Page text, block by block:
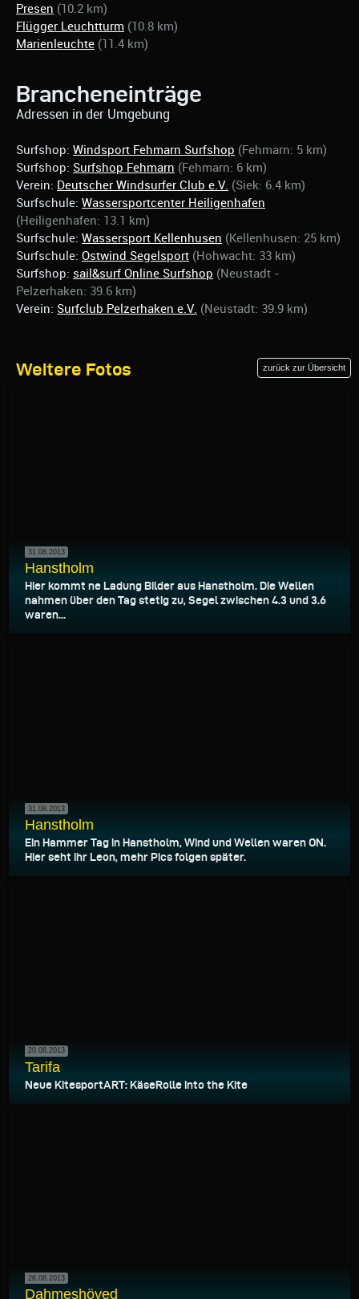
Presen (10.2 km)
Flügger Leuchtturm (10.8 km)
Marienleuchte (11.4 km)
Brancheneinträge
Adressen in der Umgebung
Surfshop: Windsport Fehmarn Surfshop (Fehmarn: 5 km)
Surfshop: Surfshop Fehmarn (Fehmarn: 6 km)
Verein: Deutscher Windsurfer Club e.V. (Siek: 6.4 km)
Surfschule: Wassersportcenter Heiligenhafen
(Heiligenhafen: 13.1 km)
Surfschule: Wassersport Kellenhusen (Kellenhusen: 25 km)
Surfschule: Ostwind Segelsport (Hohwacht: 33 km)
Surfshop: sail&surf Online Surfshop (Neustadt -
Pelzerhaken: 39.6 km)
Verein: Surfclub Pelzerhaken e.V. (Neustadt: 39.9 km)
Weitere Fotos zurück zur Übersicht
31.08.2013
Hanstholm
Hier kommt ne Ladung Bilder aus Hanstholm. Die Wellen
nahmen über den Tag stetig zu, Segel zwischen 4.3 und 3.6
waren...
31.08.2013
Hanstholm
Ein Hammer Tag in Hanstholm, Wind und Wellen waren ON.
Hier seht ihr Leon, mehr Pics folgen später.
20.08.2013
Tarifa
Neue KitesportART: KäseRolle into the Kite
26.08.2013
Dahmeshöved